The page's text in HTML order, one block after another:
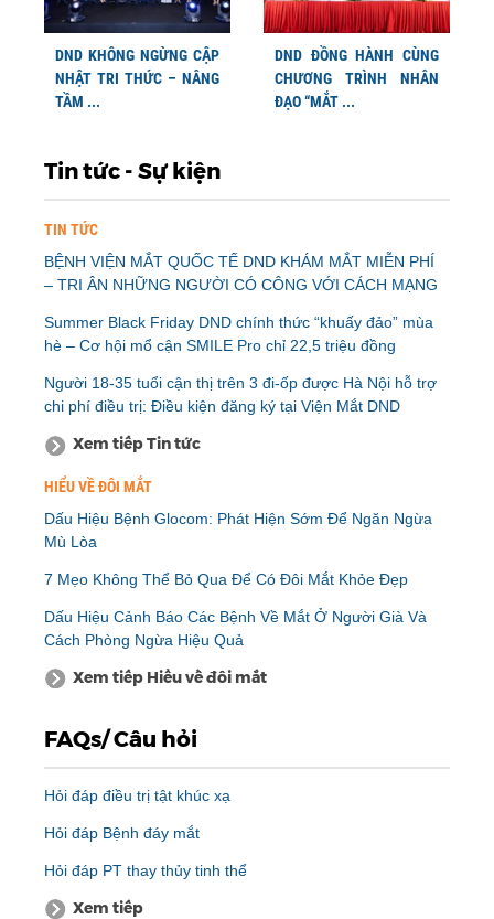
DND KHÔNG NGỪNG CẬP
NHẬT TRI THỨC – NÂNG
TẦM ...
DND ĐỒNG HÀNH CÙNG
CHƯƠNG TRÌNH NHÂN
ĐẠO “MẮT ...
Tin tức - Sự kiện
TIN TỨC
BỆNH VIỆN MẮT QUỐC TẾ DND KHÁM MẮT MIỄN PHÍ
– TRI ÂN NHỮNG NGƯỜI CÓ CÔNG VỚI CÁCH MẠNG
Summer Black Friday DND chính thức “khuấy đảo” mùa
hè – Cơ hội mổ cận SMILE Pro chỉ 22,5 triệu đồng
Người 18-35 tuổi cận thị trên 3 đi-ốp được Hà Nội hỗ trợ
chi phí điều trị: Điều kiện đăng ký tại Viện Mắt DND
Xem tiếp Tin tức
HIỂU VỀ ĐÔI MẮT
Dấu Hiệu Bệnh Glocom: Phát Hiện Sớm Để Ngăn Ngừa
Mù Lòa
7 Mẹo Không Thể Bỏ Qua Để Có Đôi Mắt Khỏe Đẹp
Dấu Hiệu Cảnh Báo Các Bệnh Về Mắt Ở Người Già Và
Cách Phòng Ngừa Hiệu Quả
Xem tiếp Hiểu về đôi mắt
FAQs/ Câu hỏi
Hỏi đáp điều trị tật khúc xạ
Hỏi đáp Bệnh đáy mắt
Hỏi đáp PT thay thủy tinh thể
Xem tiếp